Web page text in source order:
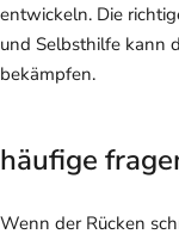
entwickeln. Die
und Selbsthilfe kann
bekämpfen.
häufige
Wenn der Rücken